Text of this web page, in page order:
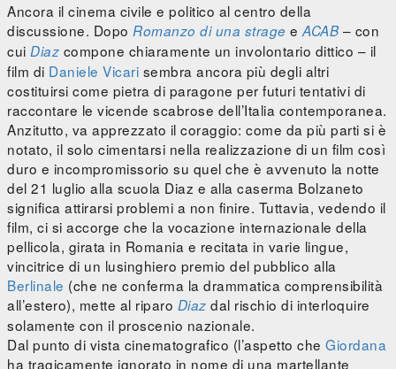
Ancora il cinema civile e politico al centro della
discussione. Dopo Romanzo di una strage e ACAB– con
cui Diaz compone chiaramente un involontario dittico – il
film di Daniele Vicari sembra ancora più degli altri
costituirsi come pietra di paragone per futuri tentativi di
raccontare le vicende scabrose dell’Italia contemporanea.
Anzitutto, va apprezzato il coraggio: come da più parti si è
notato, il solo cimentarsi nella realizzazione di un film così
duro e incompromissorio su quel che è avvenuto la notte
del 21 luglio alla scuola Diaz e alla caserma Bolzaneto
significa attirarsi problemi a non finire. Tuttavia, vedendo il
film, ci si accorge che la vocazione internazionale della
pellicola, girata in Romania e recitata in varie lingue,
vincitrice di un lusinghiero premio del pubblico alla
Berlinale (che ne conferma la drammatica comprensibilità
all’estero), mette al riparo Diaz dal rischio di interloquire
solamente con il proscenio nazionale.
Dal punto di vista cinematografico (l’aspetto che Giordana
ha tragicamente ignorato in nome di una martellante